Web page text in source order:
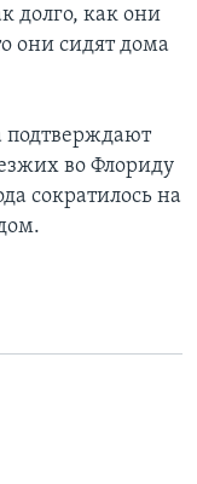
долго, как они
они сидят дома
подтверждают
во Флориду
сократилось на